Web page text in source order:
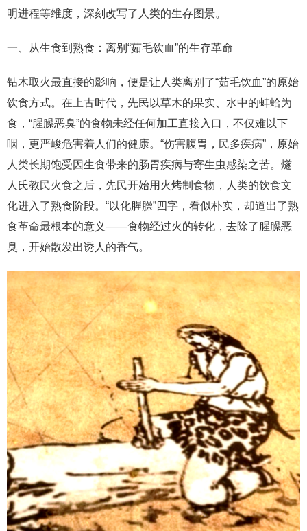
明进程等维度，深刻改写了人类的生存图景。
一、从生食到熟食：离别“茹毛饮血”的生存革命
钻木取火最直接的影响，便是让人类离别了“茹毛饮血”的原始
饮食方式。在上古时代，先民以草木的果实、水中的蚌蛤为
食，“腥臊恶臭”的食物未经任何加工直接入口，不仅难以下
咽，更严峻危害着人们的健康。“伤害腹胃，民多疾病”，原始
人类长期饱受因生食带来的肠胃疾病与寄生虫感染之苦。燧
人氏教民火食之后，先民开始用火烤制食物，人类的饮食文
化进入了熟食阶段。“以化腥臊”四字，看似朴实，却道出了熟
食革命最根本的意义——食物经过火的转化，去除了腥臊恶
臭，开始散发出诱人的香气。